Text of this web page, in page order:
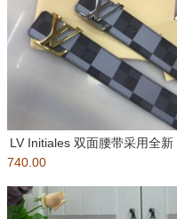
LV Initiales 双面腰带采用全新
Damier G
740.00